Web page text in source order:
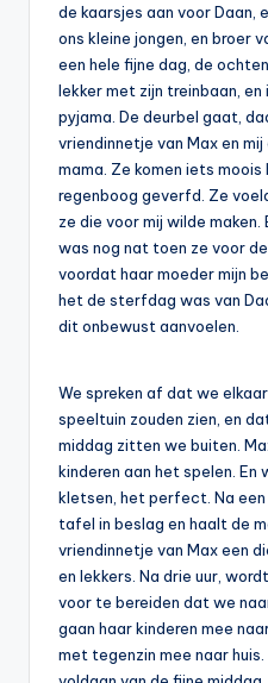
de kaarsjes aan voor
ons kleine jongen, en broer
een hele fijne dag, de
lekker met zijn treinbaan, en
pyjama. De deurbel gaat,
vriendinnetje van Max en
mama. Ze komen iets
regenboog geverfd. Ze
ze die voor mij wilde
was nog nat toen ze voor
voordat haar moeder mijn
het de sterfdag was van
dit onbewust aanvoelen.
We spreken af dat we
speeltuin zouden zien, en
middag zitten we buiten.
kinderen aan het spelen.
kletsen, het perfect. Na
tafel in beslag en haalt de
vriendinnetje van Max een
en lekkers. Na drie uur,
voor te bereiden dat we
gaan haar kinderen mee
met tegenzin mee naar